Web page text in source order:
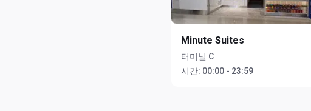
Minute Suites
터미널 C
시간: 00:00 - 23:59